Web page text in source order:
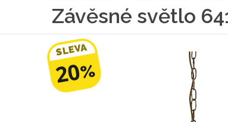
Závěsné světlo
SLEVA
20%